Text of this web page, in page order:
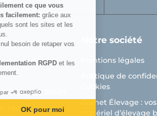
ce que vous
facilement:grâce aux
sont les sites et les
nul besoin de retaper vos
RGPDet les
par
OK pour moi
d'élevage bovin
veaux
Notre société
Mentions légales
Politique de
Cookies
Cosnet Élevage :
matériel d’élevage